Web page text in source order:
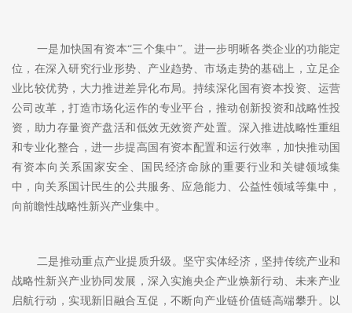
一是加快国有资本“三个集中”。进一步明晰各类企业的功能定
位，在深入研究行业形势、产业趋势、市场走势的基础上，立足企
业比较优势，大力推进差异化布局。持续深化国有资本投资、运营
公司改革，打造市场化运作的专业平台，推动创新投资和战略性投
资，助力存量资产盘活和低效无效资产处置。深入推进战略性重组
和专业化整合，进一步提高国有资本配置和运行效率，加快推动国
有资本向关系国家安全、国民经济命脉的重要行业和关键领域集
中，向关系国计民生的公共服务、应急能力、公益性领域等集中，
向前瞻性战略性新兴产业集中。
二是推动重点产业提质升级。坚守实体经济，坚持传统产业和
战略性新兴产业协同发展，深入实施央企产业焕新行动、未来产业
启航行动，实现新旧融合互促，不断向产业链价值链高端攀升。以